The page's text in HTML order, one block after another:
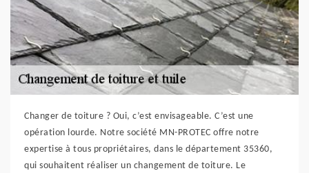
Changer de toiture ? Oui, c’est envisageable. C’est une
opération lourde. Notre société MN-PROTEC offre notre
expertise à tous propriétaires, dans le département 35360,
qui souhaitent réaliser un changement de toiture. Le